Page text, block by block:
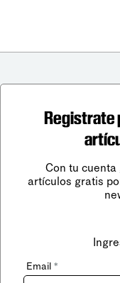
Registrate
Con tu
artículos gratis
Email *